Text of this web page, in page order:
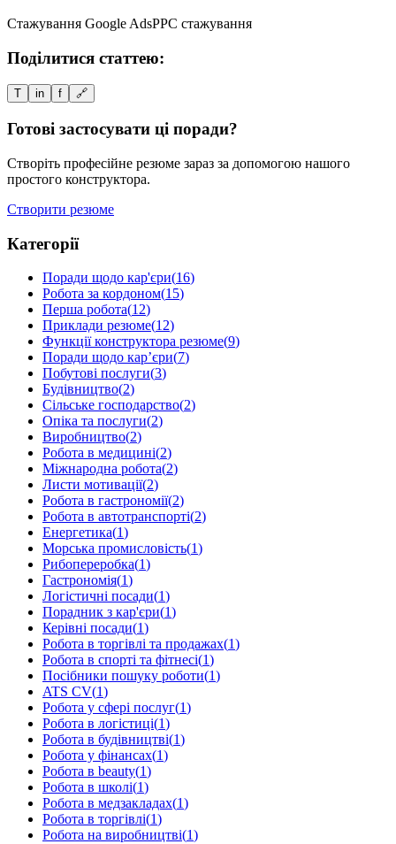
Стажування Google AdsPPC стажування
Поділитися статтею:
T in f 🔗
Готові застосувати ці поради?
Створіть професійне резюме зараз за допомогою нашого
простого конструктора.
Створити резюме
Категорії
Поради щодо кар'єри(16)
Робота за кордоном(15)
Перша робота(12)
Приклади резюме(12)
Функції конструктора резюме(9)
Поради щодо кар’єри(7)
Побутові послуги(3)
Будівництво(2)
Сільське господарство(2)
Опіка та послуги(2)
Виробництво(2)
Робота в медицині(2)
Міжнародна робота(2)
Листи мотивації(2)
Робота в гастрономії(2)
Робота в автотранспорті(2)
Енергетика(1)
Морська промисловість(1)
Рибопереробка(1)
Гастрономія(1)
Логістичні посади(1)
Порадник з кар'єри(1)
Керівні посади(1)
Робота в торгівлі та продажах(1)
Робота в спорті та фітнесі(1)
Посібники пошуку роботи(1)
ATS CV(1)
Робота у сфері послуг(1)
Робота в логістиці(1)
Робота в будівництві(1)
Робота у фінансах(1)
Робота в beauty(1)
Робота в школі(1)
Робота в медзакладах(1)
Робота в торгівлі(1)
Робота на виробництві(1)